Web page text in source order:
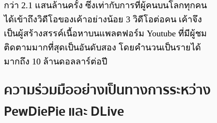
กว่า 2.1 แสนล้านครั้ง ซึ่งเท่ากับการที่ผู้คนบนโลกทุกคน
ได้เข้าถึงวิดีโอของเค้าอย่างน้อย 3 วิดีโอต่อคน เค้าจึง
เป็นผู้สร้างสรรค์เนื้อหาบนแพลตฟอร์ม Youtube ที่มีผู้ชม
ติดตามมากที่สุดเป็นอันดับสอง โดยคำนวนเป็นรายได้
มากถึง 10 ล้านดอลลาร์ต่อปี
ความร่วมมืออย่างเป็นทางการระหว่าง
PewDiePie และ DLive